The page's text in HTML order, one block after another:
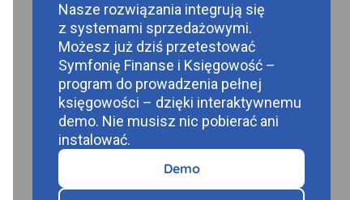
Nasze rozwiązania integrują się
z systemami sprzedażowymi.
Możesz już dziś przetestować
Symfonię Finanse i Księgowość –
program do prowadzenia pełnej
księgowości – dzięki interaktywnemu
demo. Nie musisz nic pobierać ani
instalować.
Demo